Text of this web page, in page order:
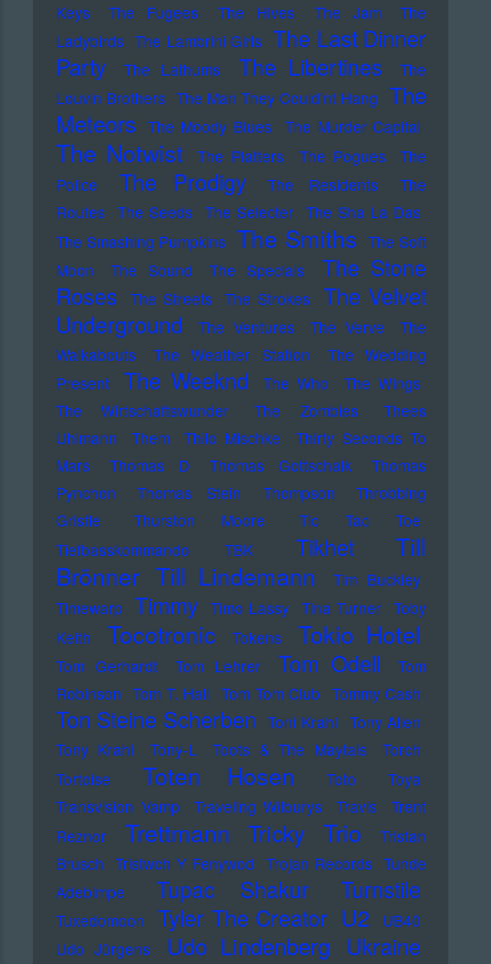
Keys
The Fugees The Hives The Jam
The
Ladybirds The Lambrini Girls The Last Dinner
Party
The Lathums The Libertines
The
Louvin Brothers The Man They Could'nt Hang The
Meteors The Moody Blues The Murder Capital
The Notwist The Platters The Pogues
The
Police
The Prodigy The Residents
The
Routes The Seeds The Selecter The Sha La Das
The Smashing Pumpkins The Smiths The Soft
Moon
The Sound The Specials
The Stone
Roses
The Streets The Strokes
The Velvet
Underground
The Ventures The Verve
The
Walkabouts
The Weather Station
The Wedding
Present
The Weeknd The Who
The Wings
The Wirtschaftswunder
The Zombies
Thees
Uhlmann
Them Thilo Mischke
Thirty Seconds To
Mars
Thomas D Thomas Gottschalk
Thomas
Pynchon
Thomas Stein Thompson
Throbbing
Gristle
Thurston Moore
Tic Tac Toe
Tiefbasskommando TBK
Tikhet
Till
Brönner Till Lindemann
Tim Buckley
Timewarp Timmy Timo Lassy Tina Turner Toby
Keith
Tocotronic Tokens Tokio Hotel
Tom Gerhardt Tom Lehrer Tom Odell
Tom
Robinson Tom T. Hall Tom Tom Club Tommy Cash
Ton Steine Scherben Toni Krahl Tony Allen
Tony Krahl
Tony-L Toots & The Maytals
Torch
Tortoise
Toten Hosen Toto
Toya
Transvision Vamp
Traveling Wilburys Travis
Trent
Reznor
Trettmann Tricky Trio
Tristan
Brusch Tristwch Y Fenywod Trojan Records Tunde
Adebimpe
Tupac Shakur Turnstile
Tuxedomoon Tyler The Creator U2
UB40
Udo Jürgens
Udo Lindenberg Ukraine